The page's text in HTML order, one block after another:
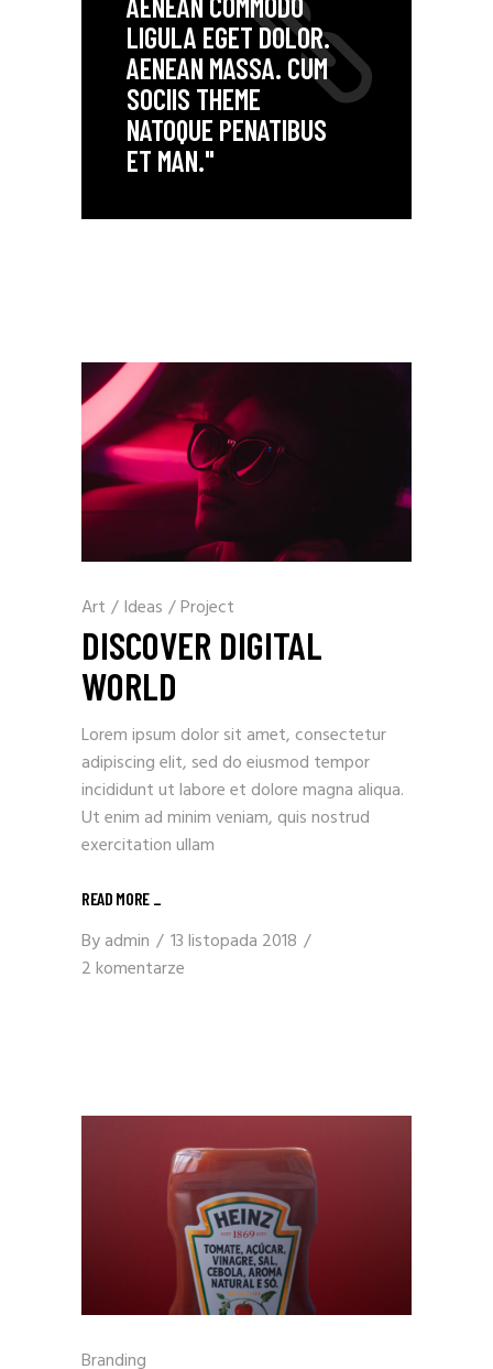
LIGULA EGET DOLOR.
AENEAN MASSA. CUM
SOCIIS THEME
NATOQUE PENATIBUS
ET MAN."
Art / Ideas /Project
DISCOVER DIGITAL
WORLD
Lorem ipsum dolor sit amet, consectetur
adipiscing elit, sed do eiusmod tempor
incididunt ut labore et dolore magna aliqua.
Ut enim ad minim veniam, quis nostrud
exercitation ullam
READ MORE _
Byadmin
13 listopada 2018
2 komentarze
Branding